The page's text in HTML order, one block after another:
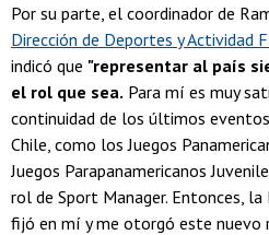
Por su parte, el coordinador de
Dirección de Deportes y Actividad
indicó que "representar al país
el rol que sea. Para mí es muy
continuidad de los últimos
Chile, como los Juegos
Juegos Parapanamericanos
rol de Sport Manager. Entonces,
fijó en mí y me otorgó este nuevo